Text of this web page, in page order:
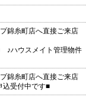
錦糸町店へ直接ご来店
♪ハウスメイト管理物件
錦糸町店へ直接ご来店
込受付中です■